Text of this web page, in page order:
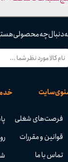
سایت
فرصت‌های شغلی
قوانین و مقررات
تماس با ما
دنبال چه محصولی